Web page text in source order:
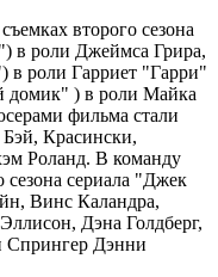
второго сезона
в роли Джеймса Грира,
роли Гарриет "Гарри"
домик" ) в роли Майка
фильма стали
Красински,
Роланд. В команду
сериала "Джек
Винс Каландра,
Дэна Голдберг,
Спрингер Дэнни